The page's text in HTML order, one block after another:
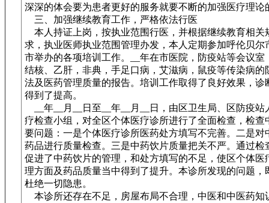
深深的体会要为患者更好的服务就要不断的加强医疗理论
三、加强继续教育工作，严格依法行医
本人持证上岗，按执业范围行医，并根据继续教育相关
求，执业医师执业范围管理办发，本人定期参加呼伦贝尔
市举办的各项培训工作。__年在市医院，防疫站等会议室
结核、乙肝，非典，手足口病，艾滋病，鼠疫等传染病的
法及医药管理质量的报告。培训工作取得了良好效果，诊
得到了提高。
__年__月__日至__年__月__日，由区卫生局、区防疫站
疗检查小组，对全区个体医疗诊所进行了全面检查，检查
要问题：一是个体医疗诊所医药处方填写不完善。二是对
药品进行质量检查。三是中药饮片质量把关不严。通过检
促进了中药饮片的管理，和处方填写的不足，使区个体医
理方面及药品质量当中得到了提升。本诊所发现的问题，
杜绝一切隐患。
本诊所还存在不足，房屋布局不合理，中医和中医药知